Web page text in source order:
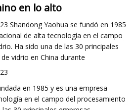
en lo alto
Shandong Yaohua se fundó en 1985
de alta tecnología en el campo
Ha sido una de las 30 principales
vidrio en China durante
en 1985 y es una empresa
en el campo del procesamiento